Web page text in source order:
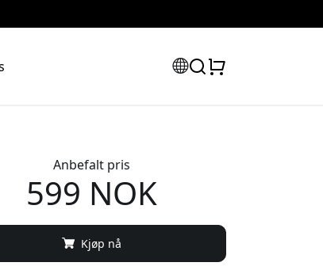
Anbefalt pris
599 NOK
Kjøp nå